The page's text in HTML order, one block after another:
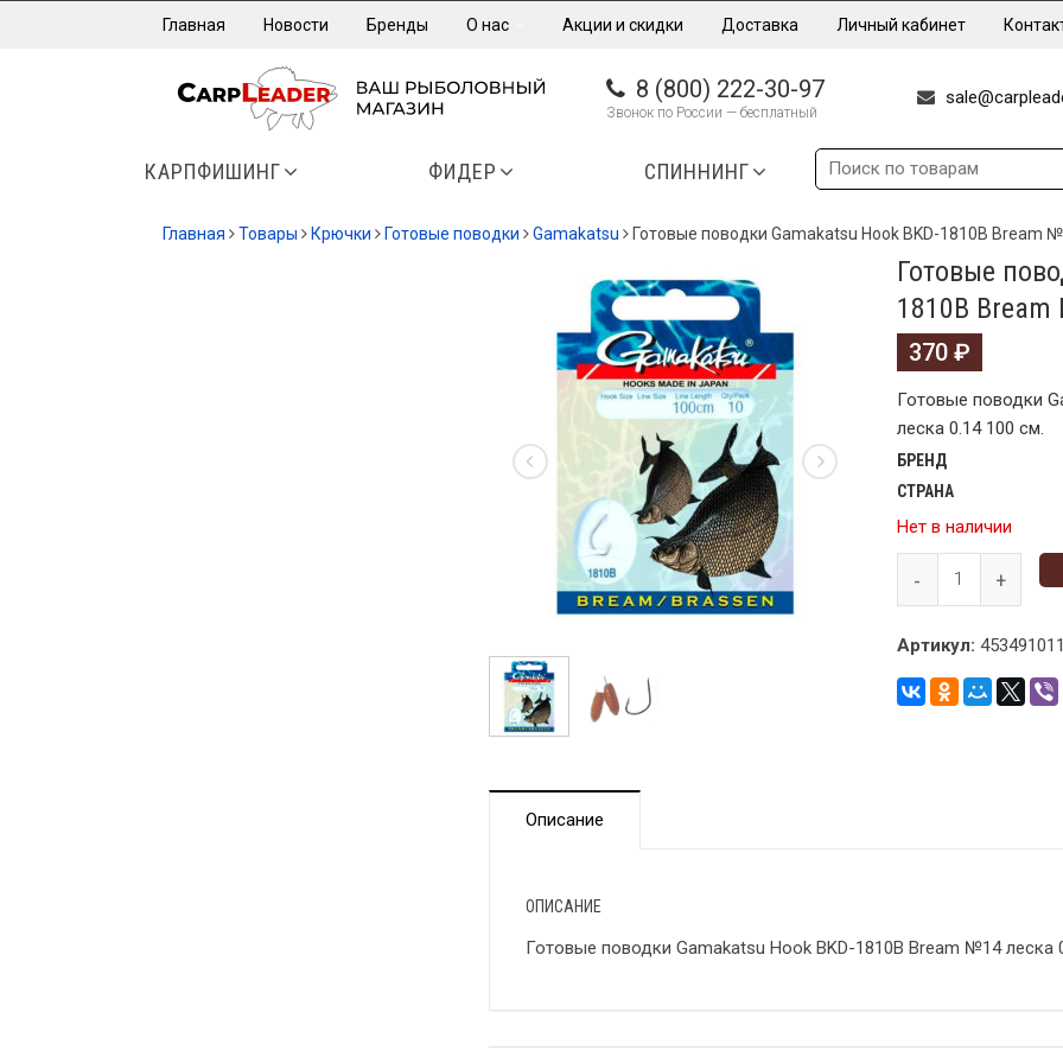
Главная Новости Бренды О нас Акции и скидки Доставка Личный кабинет
8 (800) 222-30-97
Звонок по России — бесплатный
КАРПФИШИНГ ФИДЕР СПИННИНГ
Главная Товары Крючки Готовые поводки Gamakatsu Готовые поводки Gamakatsu Hook BKD-1810B Bream
Готовые
1810B
370 ₽
Готовые поводки
леска 0.14 100 см.
БРЕНД
СТРАНА
Нет в наличии
Артикул:
Описание
ОПИСАНИЕ
Готовые поводки Gamakatsu Hook BKD-1810B Bream №14 леска